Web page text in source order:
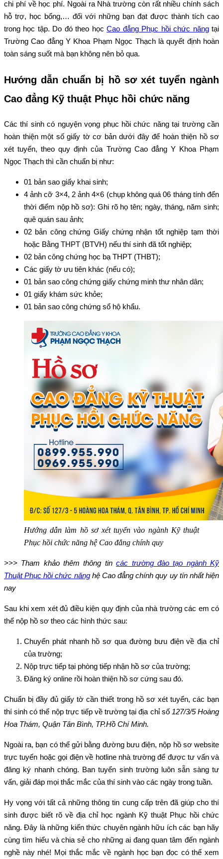
chi phí về học phí. Ngoài ra Nhà trường còn rất nhiều chính sách
hỗ trợ, học bổng,… đối với những bạn đạt được thành tích cao
trong học tập. Do đó theo họcCao đẳng Phục hồi chức năngtại
Trường Cao đẳng Y Khoa Phạm Ngọc Thạch là quyết định hoàn
toàn sáng suốt mà bạn không nên bỏ qua.
Hướng dẫn chuẩn bị hồ sơ xét tuyển ngành
Cao đẳng Kỹ thuật Phục hồi chức năng
Các thí sinh có nguyện vọng phục hồi chức năng tại trường cần
hoàn thiện một số giấy tờ cơ bản dưới đây để hoàn thiện hồ sơ
xét tuyển, theo quy định của Trường Cao đẳng Y Khoa Phạm
Ngọc Thạch thì cần chuẩn bị như:
01 bản sao giấy khai sinh;
4 ảnh cỡ 3×4, 2 ảnh 4×6 (chụp không quá 06 tháng tính đến
thời điểm nộp hồ sơ): Ghi rõ họ tên; ngày, tháng, năm sinh;
quê quán sau ảnh;
02 bản công chứng Giấy chứng nhận tốt nghiệp tạm thời
hoặc Bằng THPT (BTVH) nếu thí sinh đã tốt nghiệp;
02 bản công chứng học bạ THPT (THBT);
Các giấy tờ ưu tiên khác (nếu có);
01 bản sao công chứng giấy chứng minh thư nhân dân;
01 giấy khám sức khỏe;
01 bản sao công chứng sổ hộ khẩu.
Hướng dẫn làm hồ sơ xét tuyển vào ngành Kỹ thuật
Phục hồi chức năng hệ Cao đẳng chính quy
>>> Tham khảo thêm thông tincác trường đào tạo ngành Kỹ
Thuật Phục hồi chức nănghệ Cao đẳng chính quy uy tín nhất hiện
nay
Sau khi xem xét đủ điều kiện quy định của nhà trường các em có
thể nộp hồ sơ theo các hình thức sau:
Chuyển phát nhanh hồ sơ qua đường bưu điện về địa chỉ
của trường;
Nộp trực tiếp tại phòng tiếp nhận hồ sơ của trường;
Đăng ký online rồi hoàn thiện hồ sơ cứng sau đó.
Chuẩn bị đầy đủ giấy tờ cần thiết trong hồ sơ xét tuyển, các bạn
thí sinh có thể nộp trực tiếp về trường tại địa chỉ số 127/3/5 Hoàng
Hoa Thám, Quận Tân Bình, TP.Hồ Chí Minh.
Ngoài ra, bạn có thể gửi bằng đường bưu điện, nộp hồ sơ website
trực tuyến hoặc gọi điện về hotline nhà trường để được tư vấn và
đăng ký nhanh chóng. Ban tuyển sinh trường luôn sẵn sàng tư
vấn, giải đáp mọi thắc mắc của thí sinh vào các ngày trong tuần.
Hy vọng với tất cả những thông tin cung cấp trên đã giúp cho thí
sinh được biết rõ về địa chỉ học ngành Kỹ thuật Phục hồi chức
năng. Đây là những kiến thức chuyên ngành hữu ích các bạn hãy
cùng tìm hiểu và chia sẻ cho những ai đang quan tâm đến ngành
nghề này nhé! Mọi thắc mắc về ngành học bạn đọc có thể xem